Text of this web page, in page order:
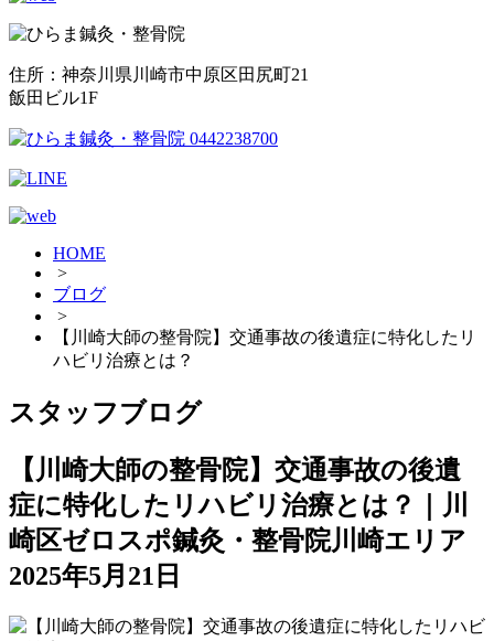
住所：神奈川県川崎市中原区田尻町21
飯田ビル1F
HOME
>
ブログ
>
【川崎大師の整骨院】交通事故の後遺症に特化したリ
ハビリ治療とは？
スタッフブログ
【川崎大師の整骨院】交通事故の後遺
症に特化したリハビリ治療とは？｜川
崎区ゼロスポ鍼灸・整骨院川崎エリア
2025年5月21日